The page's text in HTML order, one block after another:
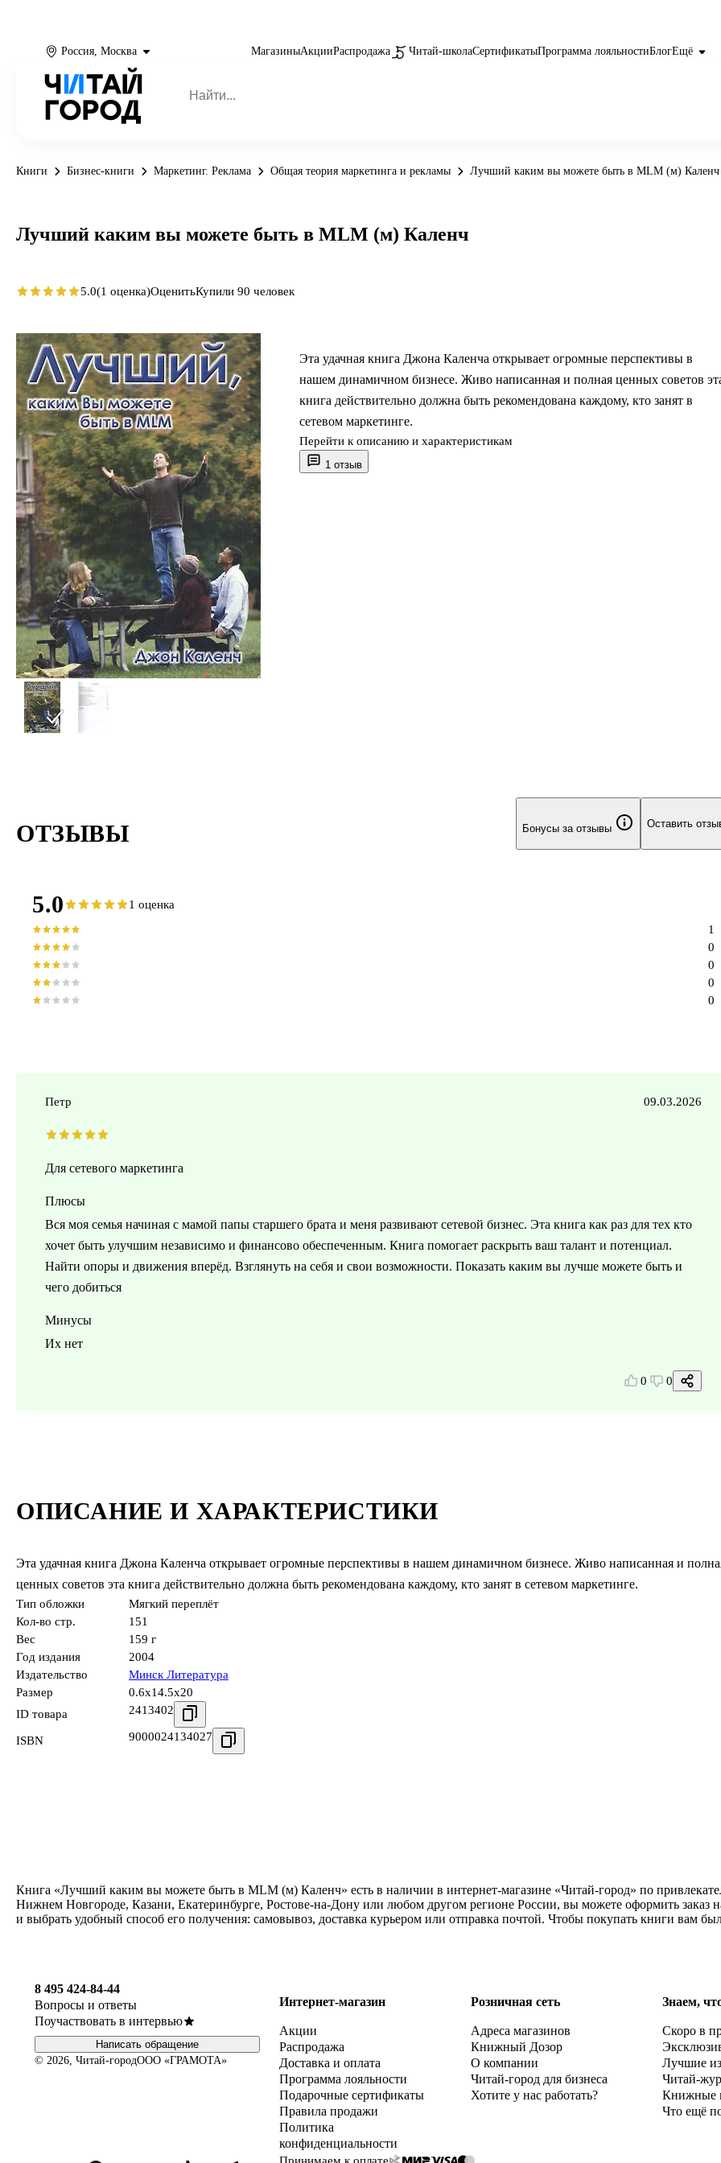
Россия, Москва МагазиныАкцииРаспродажа Читай-школаСертификатыПрограмма лояльностиБлогЕщё
Книги Бизнес-книги Маркетинг. Реклама Общая теория маркетинга и рекламы Лучший каким вы можете быть в MLM (м) Каленч
1 отзыв
Эта удачная книга Джона Каленча открывает огромные перспективы в
нашем динамичном бизнесе. Живо написанная и полная ценных советов
книга действительно должна быть рекомендована каждому, кто занят в
сетевом маркетинге.
Перейти к описанию и характеристикам
Лучший каким вы можете быть в MLM (м) Каленч
5.0(1 оценка)ОценитьКупили 90 человек
ОПИСАНИЕ И ХАРАКТЕРИСТИКИ
Эта удачная книга Джона Каленча открывает огромные перспективы в нашем динамичном бизнесе. Живо написанная и
ценных советов эта книга действительно должна быть рекомендована каждому, кто занят в сетевом маркетинге.
Тип обложки
Мягкий переплёт
Кол-во стр.
151
Вес
159 г
Год издания
2004
Издательство
Минск Литература
Размер
0.6x14.5x20
ID товара
2413402
ISBN 9000024134027
ОТЗЫВЫ Бонусы за отзывы Оставить
5.0 1 оценка
0
0
0
0
1
Петр 09.03.2026
Для сетевого маркетинга
Плюсы
Вся моя семья начиная с мамой папы старшего брата и меня развивают сетевой бизнес. Эта книга как раз для тех кто
хочет быть улучшим независимо и финансово обеспеченным. Книга помогает раскрыть ваш талант и потенциал.
Найти опоры и движения вперёд. Взглянуть на себя и свои возможности. Показать каким вы лучше можете быть и
чего добиться
Минусы
Их нет
0 0
Книга «Лучший каким вы можете быть в MLM (м) Каленч» есть в наличии в интернет-магазине «Читай-город» по
Нижнем Новгороде, Казани, Екатеринбурге, Ростове-на-Дону или любом другом регионе России, вы можете оформить
и выбрать удобный способ его получения: самовывоз, доставка курьером или отправка почтой. Чтобы покупать книги вам
8 495 424-84-44
Вопросы и ответы
Поучаствовать в интервью
Написать обращение
© 2026, Читай-городООО «ГРАМОТА»
Интернет-магазин
Акции
Распродажа
Доставка и оплата
Программа лояльности
Подарочные сертификаты
Правила продажи
Политика
конфиденциальности
Розничная сеть
Адреса магазинов
Книжный Дозор
О компании
Читай-город для бизнеса
Хотите у нас работать?
Знаем,
Скоро в
Лучшие
Читай-
Книжные
Что ещё